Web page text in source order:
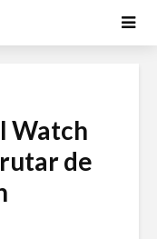
Watch
de